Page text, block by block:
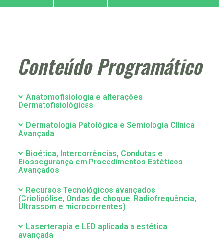
Conteúdo Programático
Anatomofisiologia e alterações
Dermatofisiológicas
Dermatologia Patológica e Semiologia Clínica
Avançada
Bioética, Intercorrências, Condutas e
Biossegurança em Procedimentos Estéticos
Avançados
Recursos Tecnológicos avançados
(Criolipólise, Ondas de choque, Radiofrequência,
Ultrassom e microcorrentes)
Laserterapia e LED aplicada a estética
avançada